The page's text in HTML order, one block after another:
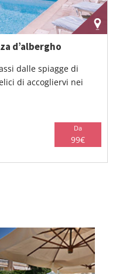
d’albergho
dalle spiagge di
di accogliervi nei
Da
99€